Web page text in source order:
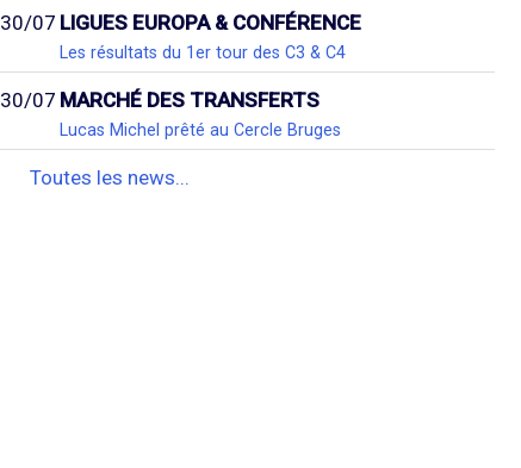
30/07 LIGUES EUROPA & CONFÉRENCE
Les résultats du 1er tour des C3 & C4
30/07 MARCHÉ DES TRANSFERTS
Lucas Michel prêté au Cercle Bruges
Toutes les news...